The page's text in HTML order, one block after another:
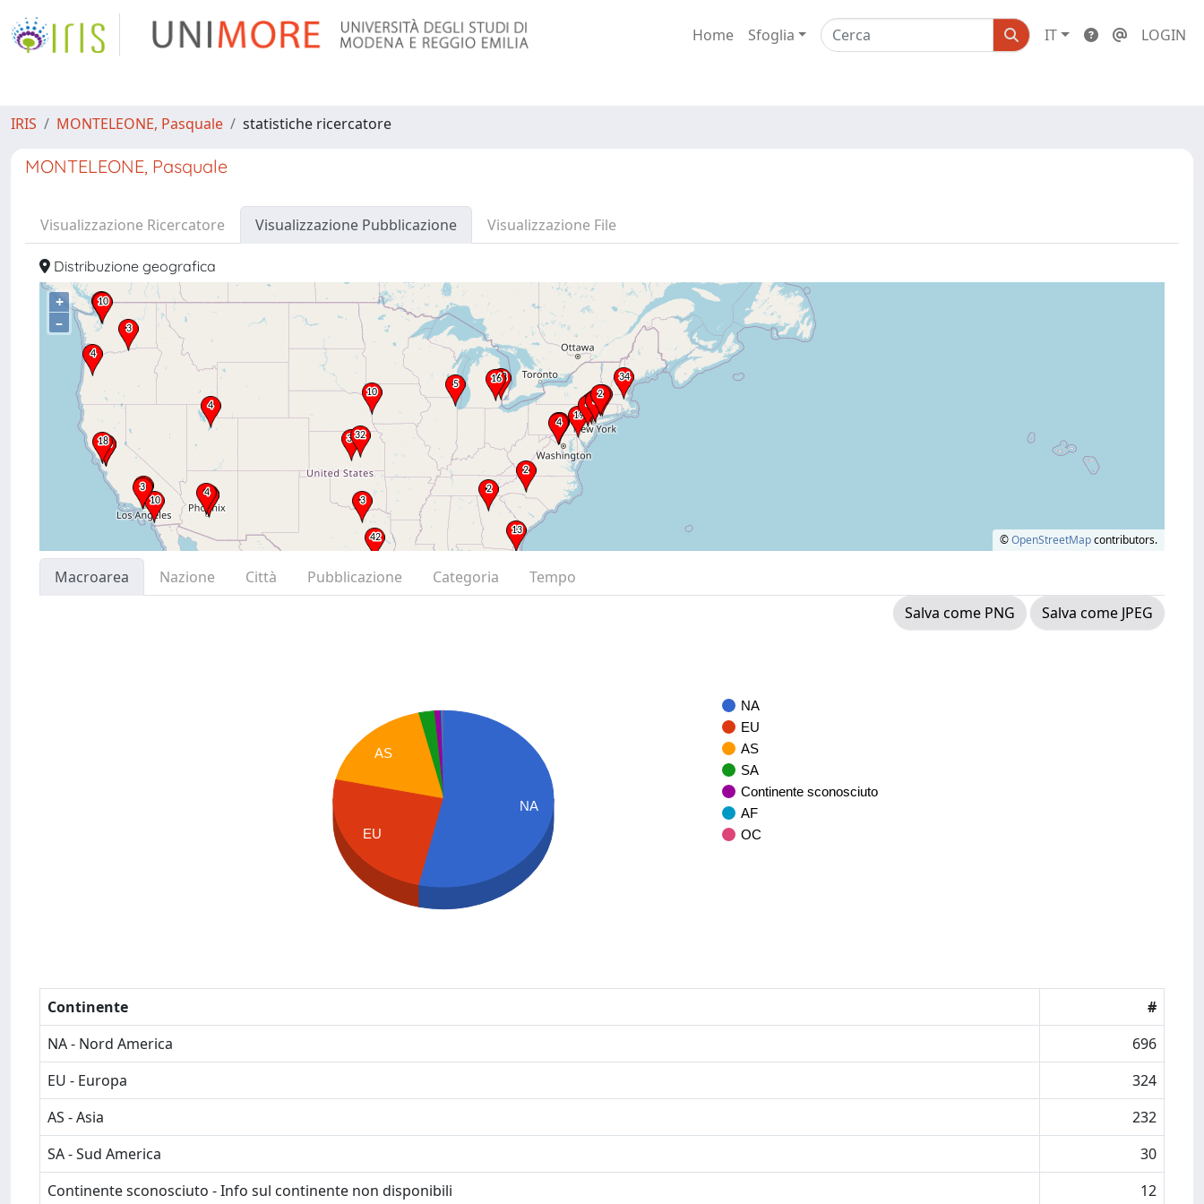
Home Sfoglia IT LOGIN
IRIS MONTELEONE, Pasquale statistiche ricercatore
MONTELEONE, Pasquale
Visualizzazione Ricercatore Visualizzazione Pubblicazione Visualizzazione File
Distribuzione geografica
+
–
©OpenStreetMapcontributors.
Macroarea Nazione Città Pubblicazione Categoria
Tempo
Salva come PNG
Salva come JPEG
NA
EU
AS
SA
Continente sconosciuto
AF
OC
AS
EU
NA
Continente
#
NA - Nord America
696
EU - Europa
324
AS - Asia
232
SA - Sud America
30
Continente sconosciuto - Info sul continente non disponibili
12